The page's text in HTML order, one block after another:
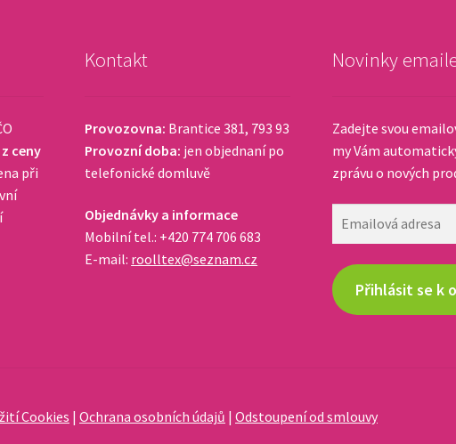
ceny
při
Kontakt
Provozovna: Brantice 381, 793 93
Provozní doba: jen objednaní po
telefonické domluvě
Objednávky a informace
Mobilní tel.: +420 774 706 683
E-mail: roolltex@seznam.cz
Novinky
Zadejte svou
my Vám
zprávu o nových
Přihlásit se k
Cookies |Ochrana osobních údajů |Odstoupení od smlouvy